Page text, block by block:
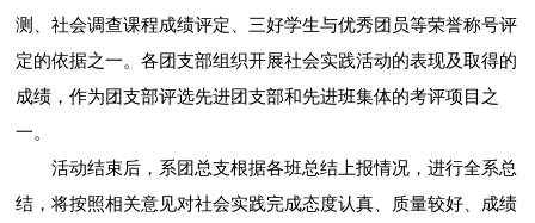
测、社会调查课程成绩评定、三好学生与优秀团员等荣誉称号评
定的依据之一。各团支部组织开展社会实践活动的表现及取得的
成绩，作为团支部评选先进团支部和先进班集体的考评项目之
一。
活动结束后，系团总支根据各班总结上报情况，进行全系总
结，将按照相关意见对社会实践完成态度认真、质量较好、成绩